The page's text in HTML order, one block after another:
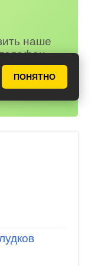
ПОНЯТНО
наше
будут